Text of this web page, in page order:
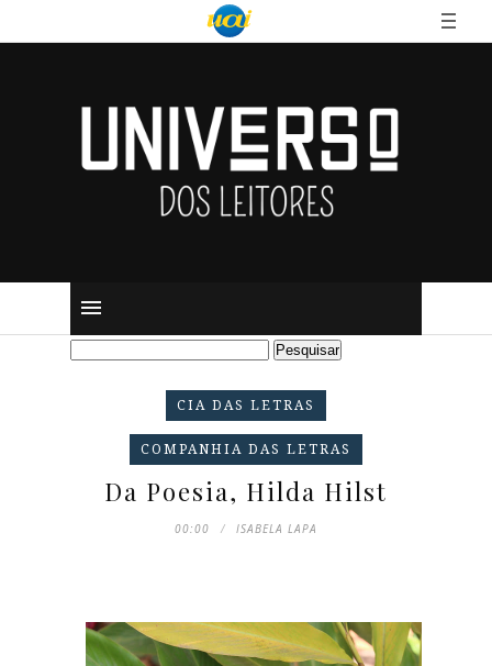
CIA DAS LETRAS
COMPANHIA DAS LETRAS
Da Poesia, Hilda Hilst
00:00 ISABELA LAPA